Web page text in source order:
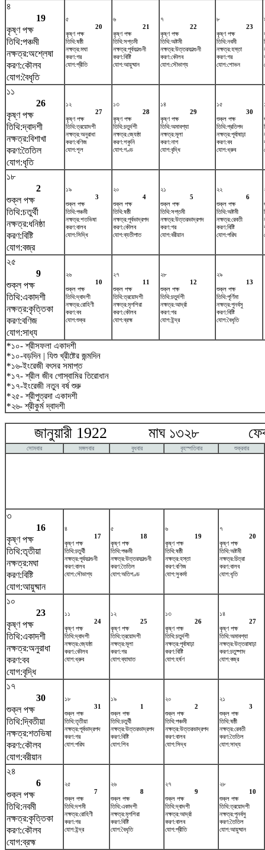
৪
19
কৃষ্ণ পক্ষ
তিথি:পঞ্চমী
নক্ষত্র:অশ্লেষা
করণ:কৌলব
যোগ:বৈধৃতি
৫
20
কৃষ্ণ পক্ষ
তিথি:ষষ্ঠী
নক্ষত্র:মঘা
করণ:গর
যোগ:প্রীতি
৬
21
কৃষ্ণ পক্ষ
তিথি:সপ্তমী
নক্ষত্র:পূর্বফাল্গুনী
করণ:বিষ্টি
যোগ:আয়ুষ্মান
৭
22
কৃষ্ণ পক্ষ
তিথি:অষ্টমী
নক্ষত্র:উত্তরফাল্গুনী
করণ:কৌলব
যোগ:সৌভাগ্য
৮
23
কৃষ্ণ পক্ষ
তিথি:নবমী
নক্ষত্র:হস্তা
করণ:গর
যোগ:শোভন
১১
26
কৃষ্ণ পক্ষ
তিথি:দ্বাদশী
নক্ষত্র:বিশাখা
করণ:তৈতিল
যোগ:ধৃতি
১২
27
কৃষ্ণ পক্ষ
তিথি:ত্রয়োদশী
নক্ষত্র:অনুরাধা
করণ:বণিজ
যোগ:শূল
১৩
28
কৃষ্ণ পক্ষ
তিথি:চতুর্দশী
নক্ষত্র:জ্যেষ্ঠা
করণ:শকুনি
যোগ:গণ্ড
১৪
29
কৃষ্ণ পক্ষ
তিথি:অমাবশ্যা
নক্ষত্র:মূলা
করণ:নাগ
যোগ:বৃদ্ধি
১৫
30
শুক্ল পক্ষ
তিথি:প্রতিপদ
নক্ষত্র:পূর্বাষাঢ়া
করণ:বব
যোগ:ধ্রুব
১৮
2
শুক্ল পক্ষ
তিথি:চতুর্থী
নক্ষত্র:ধনিষ্ঠা
করণ:বিষ্টি
যোগ:বজ্র
১৯
3
শুক্ল পক্ষ
তিথি:পঞ্চমী
নক্ষত্র:শতভিষ‌া
করণ:বালব
যোগ:সিদ্ধি
২০
4
শুক্ল পক্ষ
তিথি:ষষ্ঠী
নক্ষত্র:পূর্বভাদ্রপদ
করণ:কৌলব
যোগ:ব্যতীপাত
২১
5
শুক্ল পক্ষ
তিথি:সপ্তমী
নক্ষত্র:উত্তরভাদ্রপদ
করণ:গর
যোগ:বরীয়ান
২২
6
শুক্ল পক্ষ
তিথি:অষ্টমী
নক্ষত্র:রেবতী
করণ:বিষ্টি
যোগ:পরিঘ
২৫
9
শুক্ল পক্ষ
তিথি:একাদশী
নক্ষত্র:কৃত্তিকা
করণ:বণিজ
যোগ:সাধ্য
২৬
10
শুক্ল পক্ষ
তিথি:দ্বাদশী
নক্ষত্র:রোহিণী
করণ:বব
যোগ:শুক্র
২৭
11
শুক্ল পক্ষ
তিথি:ত্রয়োদশী
নক্ষত্র:মৃগশিরা
করণ:কৌলব
যোগ:ব্রহ্ম
২৮
12
শুক্ল পক্ষ
তিথি:চতুর্দশী
নক্ষত্র:আর্দ্রা
করণ:গর
যোগ:ইন্দ্র
২৯
13
শুক্ল পক্ষ
তিথি:পূর্ণিমা
নক্ষত্র:পুনর্বসু
করণ:বিষ্টি
যোগ:বৈধৃতি
*১০- শ্রীসফলা একাদশী
*১০-বড়দিন | যিশু খ্রীষ্টের জন্মদিন
*১৬-ইংরেজী বৎসর সমাপ্ত
*১৭- শ্রীল জীব গোস্বামির তিরোধান
*১৭-ইংরেজী নতুন বর্ষ শুরু
*২৫- শ্রীপুত্রদা একাদশী
*২৬- শ্রীকুর্ম দ্বাদশী
জানুয়ারী 1922 মাঘ ১৩২৮
সোমবার মঙ্গলবার বুধবার বৃহস্পতিবার শুক্রবার
৩
16
কৃষ্ণ পক্ষ
তিথি:তৃতীয়া
নক্ষত্র:মঘা
করণ:বিষ্টি
যোগ:আয়ুষ্মান
৪
17
কৃষ্ণ পক্ষ
তিথি:চতুর্থী
নক্ষত্র:পূর্বফাল্গুনী
করণ:বালব
যোগ:সৌভাগ্য
৫
18
কৃষ্ণ পক্ষ
তিথি:পঞ্চমী
নক্ষত্র:উত্তরফাল্গুনী
করণ:তৈতিল
যোগ:অতিগণ্ড
৬
19
কৃষ্ণ পক্ষ
তিথি:ষষ্ঠী
নক্ষত্র:হস্তা
করণ:বণিজ
যোগ:সুকর্মা
৭
20
কৃষ্ণ পক্ষ
তিথি:অষ্টমী
নক্ষত্র:চিত্রা
করণ:বালব
যোগ:ধৃতি
১০
23
কৃষ্ণ পক্ষ
তিথি:একাদশী
নক্ষত্র:অনুরাধা
করণ:বব
যোগ:বৃদ্ধি
১১
24
কৃষ্ণ পক্ষ
তিথি:দ্বাদশী
নক্ষত্র:জ্যেষ্ঠা
করণ:কৌলব
যোগ:ধ্রুব
১২
25
কৃষ্ণ পক্ষ
তিথি:ত্রয়োদশী
নক্ষত্র:মূলা
করণ:গর
যোগ:ব্যাঘাত
১৩
26
কৃষ্ণ পক্ষ
তিথি:চতুর্দশী
নক্ষত্র:পূর্বাষাঢ়া
করণ:বিষ্টি
যোগ:হর্ষণ
১৪
27
কৃষ্ণ পক্ষ
তিথি:অমাবশ্যা
নক্ষত্র:উত্তরাষাঢ়া
করণ:চতুষ্পাদ
যোগ:বজ্র
১৭
30
শুক্ল পক্ষ
তিথি:দ্বিতীয়া
নক্ষত্র:শতভিষ‌া
করণ:কৌলব
যোগ:বরীয়ান
১৮
31
শুক্ল পক্ষ
তিথি:তৃতীয়া
নক্ষত্র:পূর্বভাদ্রপদ
করণ:গর
যোগ:পরিঘ
১৯
1
শুক্ল পক্ষ
তিথি:চতুর্থী
নক্ষত্র:উত্তরভাদ্রপদ
করণ:বিষ্টি
যোগ:শিব
২০
2
শুক্ল পক্ষ
তিথি:পঞ্চমী
নক্ষত্র:উত্তরভাদ্রপদ
করণ:বালব
যোগ:সিদ্ধ
২১
3
শুক্ল পক্ষ
তিথি:ষষ্ঠী
নক্ষত্র:রেবতী
করণ:তৈতিল
যোগ:সাধ্য
২৪
6
শুক্ল পক্ষ
তিথি:নবমী
নক্ষত্র:কৃত্তিকা
করণ:কৌলব
যোগ:ব্রহ্ম
২৫
7
শুক্ল পক্ষ
তিথি:দশমী
নক্ষত্র:রোহিণী
করণ:গর
যোগ:ইন্দ্র
২৬
8
শুক্ল পক্ষ
তিথি:একাদশী
নক্ষত্র:মৃগশিরা
করণ:বিষ্টি
যোগ:বৈধৃতি
২৭
9
শুক্ল পক্ষ
তিথি:দ্বাদশী
নক্ষত্র:আর্দ্রা
করণ:বালব
যোগ:প্রীতি
২৮
10
শুক্ল পক্ষ
তিথি:ত্রয়োদশী
নক্ষত্র:পুনর্বসু
করণ:তৈতিল
যোগ:আয়ুষ্মান